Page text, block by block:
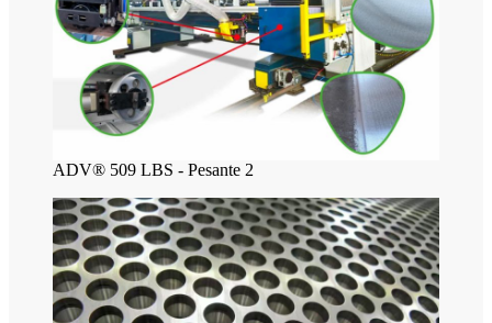
ADV® 509 LBS - Pesante 2